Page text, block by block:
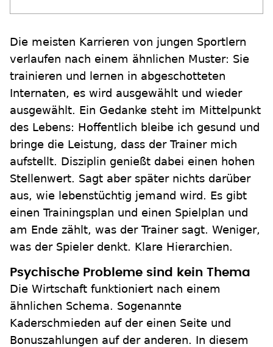
Die meisten Karrieren von jungen Sportlern
verlaufen nach einem ähnlichen Muster: Sie
trainieren und lernen in abgeschotteten
Internaten, es wird ausgewählt und wieder
ausgewählt. Ein Gedanke steht im Mittelpunkt
des Lebens: Hoffentlich bleibe ich gesund und
bringe die Leistung, dass der Trainer mich
aufstellt. Disziplin genießt dabei einen hohen
Stellenwert. Sagt aber später nichts darüber
aus, wie lebenstüchtig jemand wird. Es gibt
einen Trainingsplan und einen Spielplan und
am Ende zählt, was der Trainer sagt. Weniger,
was der Spieler denkt. Klare Hierarchien.
Psychische Probleme sind kein Thema
Die Wirtschaft funktioniert nach einem
ähnlichen Schema. Sogenannte
Kaderschmieden auf der einen Seite und
Bonuszahlungen auf der anderen. In diesem